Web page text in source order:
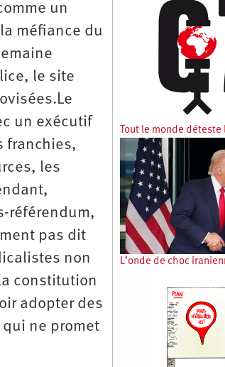
un
méfiance du
le site
un exécutif
franchies,
les
référendum,
pas dit
non
constitution
adopter des
ne promet
Tout le monde déteste
L’onde de choc